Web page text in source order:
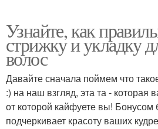
Узнайте, как
стрижку и укладку
волос
Давайте сначала поймем что
:) на наш взгляд, эта та - которая
от которой кайфуете вы! Бонусом
подчеркивает красоту ваших